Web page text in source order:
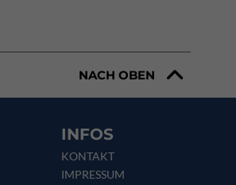
NACH OBEN
INFOS
KONTAKT
IMPRESSUM